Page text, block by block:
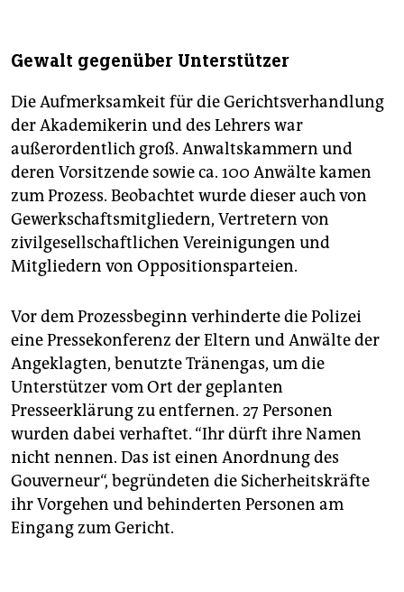
Gewalt gegenüber Unterstützer
Die Aufmerksamkeit für die Gerichtsverhandlung
der Akademikerin und des Lehrers war
außerordentlich groß. Anwaltskammern und
deren Vorsitzende sowie ca. 100 Anwälte kamen
zum Prozess. Beobachtet wurde dieser auch von
Gewerkschaftsmitgliedern, Vertretern von
zivilgesellschaftlichen Vereinigungen und
Mitgliedern von Oppositionsparteien.
Vor dem Prozessbeginn verhinderte die Polizei
eine Pressekonferenz der Eltern und Anwälte der
Angeklagten, benutzte Tränengas, um die
Unterstützer vom Ort der geplanten
Presseerklärung zu entfernen. 27 Personen
wurden dabei verhaftet. “Ihr dürft ihre Namen
nicht nennen. Das ist einen Anordnung des
Gouverneur“, begründeten die Sicherheitskräfte
ihr Vorgehen und behinderten Personen am
Eingang zum Gericht.